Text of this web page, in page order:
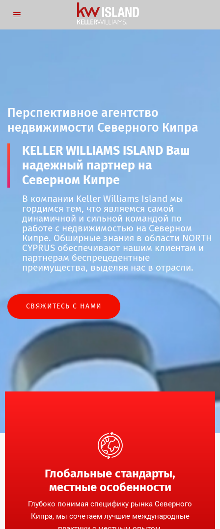
Перспективное агентство
недвижимости Северного Кипра
KELLER WILLIAMS ISLAND Ваш
надежный партнер на
Северном Кипре
В компании Keller Williams Island мы
гордимся тем, что являемся самой
динамичной и сильной командой по
работе с недвижимостью на Северном
Кипре. Обширные знания в области NORTH
CYPRUS обеспечивают нашим клиентам и
партнерам беспрецедентные
преимущества, выделяя нас в отрасли.
СВЯЖИТЕСЬ С НАМИ
Глобальные стандарты,
местные особенности
Глубоко понимая специфику рынка Северного
Кипра, мы сочетаем лучшие международные